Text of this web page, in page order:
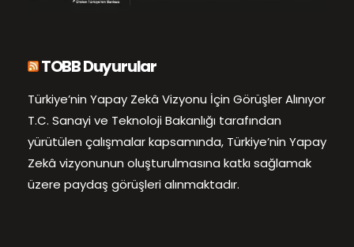
TOBB Duyurular
Türkiye’nin Yapay Zekâ Vizyonu İçin Görüşler Alınıyor
T.C. Sanayi ve Teknoloji Bakanlığı tarafından
yürütülen çalışmalar kapsamında, Türkiye’nin Yapay
Zekâ vizyonunun oluşturulmasına katkı sağlamak
üzere paydaş görüşleri alınmaktadır.